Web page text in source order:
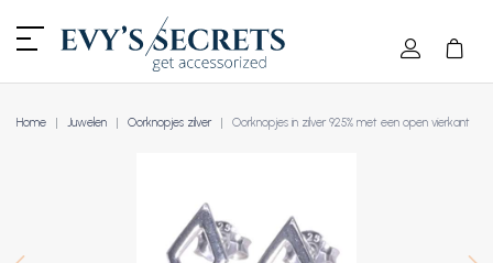
Home Juwelen Oorknopjes zilver Oorknopjes in zilver 925% met een open vierkant